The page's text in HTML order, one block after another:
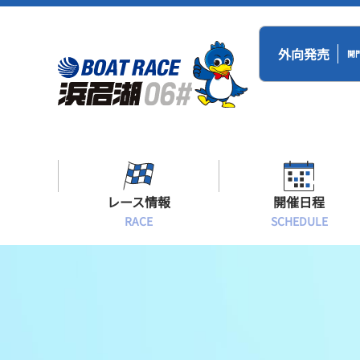
外向発売 開
レース情報
RACE
開催日程
SCHEDULE